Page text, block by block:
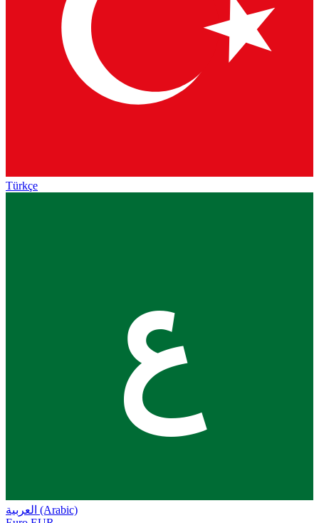
Türkçe
ع
العربية (Arabic)